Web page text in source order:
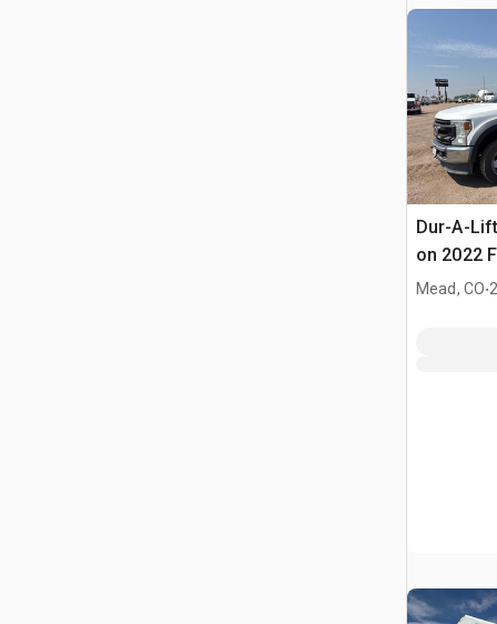
Dur-A-
on 2022
Camion
Mead, CO.